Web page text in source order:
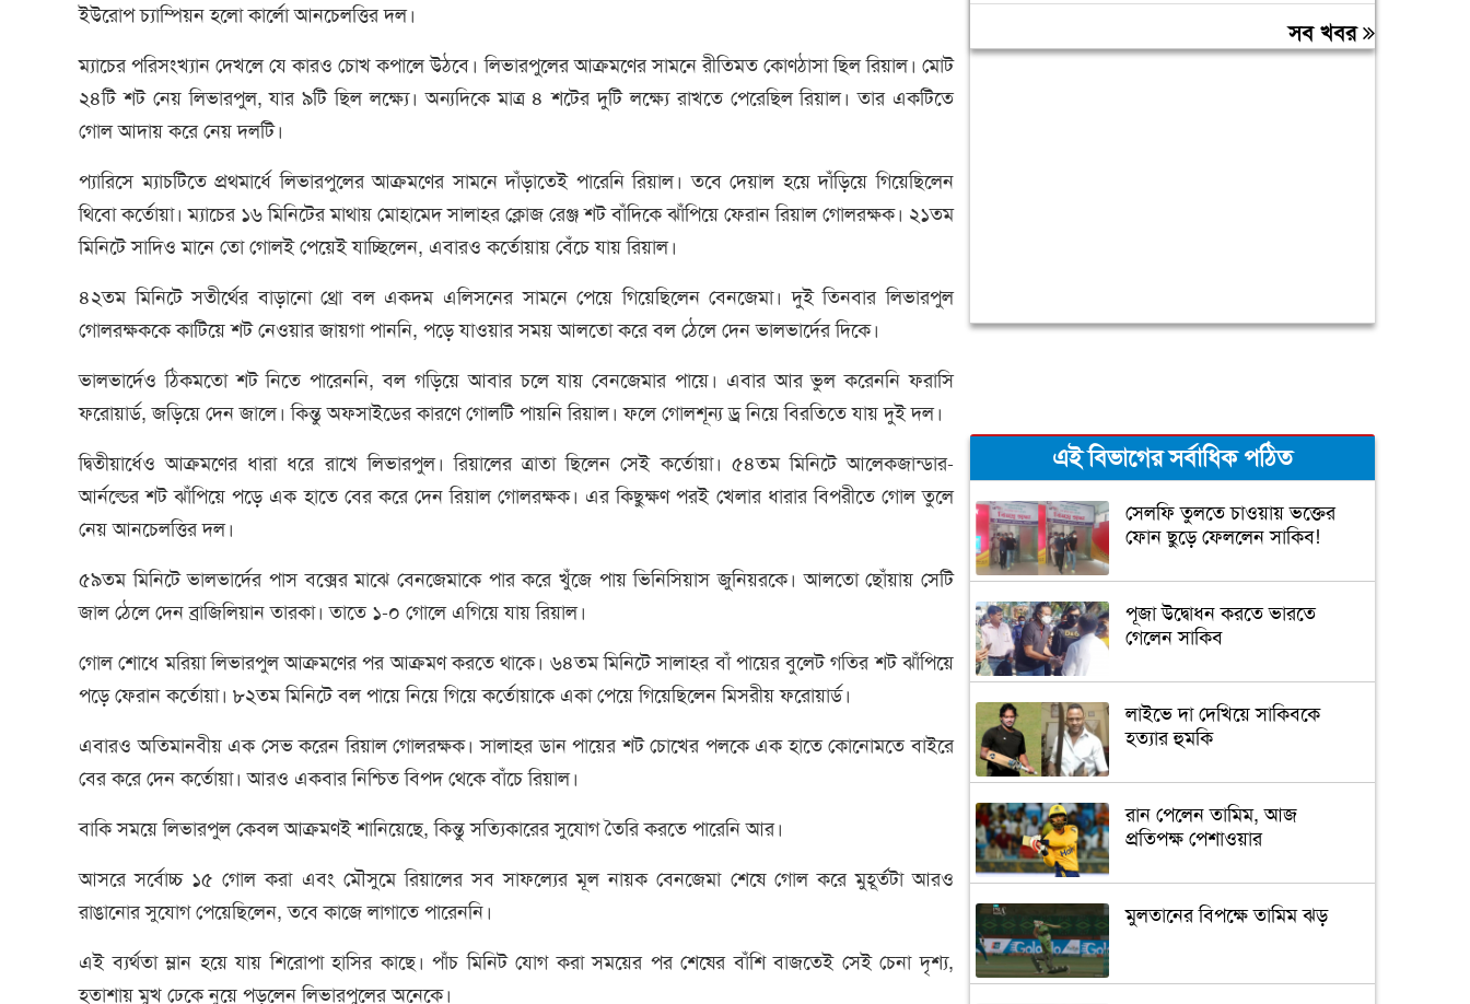
ইউরোপ চ্যাম্পিয়ন হলো কার্লো আনচেলত্তির দল।
ম্যাচের পরিসংখ্যান দেখলে যে কারও চোখ কপালে উঠবে। লিভারপুলের আক্রমণের সামনে রীতিমত কোণঠাসা ছিল রিয়াল। মোট
২৪টি শট নেয় লিভারপুল, যার ৯টি ছিল লক্ষ্যে। অন্যদিকে মাত্র ৪ শটের দুটি লক্ষ্যে রাখতে পেরেছিল রিয়াল। তার একটিতে
গোল আদায় করে নেয় দলটি।
প্যারিসে ম্যাচটিতে প্রথমার্ধে লিভারপুলের আক্রমণের সামনে দাঁড়াতেই পারেনি রিয়াল। তবে দেয়াল হয়ে দাঁড়িয়ে গিয়েছিলেন
থিবো কর্তোয়া। ম্যাচের ১৬ মিনিটের মাথায় মোহামেদ সালাহর ক্লোজ রেঞ্জ শট বাঁদিকে ঝাঁপিয়ে ফেরান রিয়াল গোলরক্ষক। ২১তম
মিনিটে সাদিও মানে তো গোলই পেয়েই যাচ্ছিলেন, এবারও কর্তোয়ায় বেঁচে যায় রিয়াল।
৪২তম মিনিটে সতীর্থের বাড়ানো থ্রো বল একদম এলিসনের সামনে পেয়ে গিয়েছিলেন বেনজেমা। দুই তিনবার লিভারপুল
গোলরক্ষককে কাটিয়ে শট নেওয়ার জায়গা পাননি, পড়ে যাওয়ার সময় আলতো করে বল ঠেলে দেন ভালভার্দের দিকে।
ভালভার্দেও ঠিকমতো শট নিতে পারেননি, বল গড়িয়ে আবার চলে যায় বেনজেমার পায়ে। এবার আর ভুল করেননি ফরাসি
ফরোয়ার্ড, জড়িয়ে দেন জালে। কিন্তু অফসাইডের কারণে গোলটি পায়নি রিয়াল। ফলে গোলশূন্য ড্র নিয়ে বিরতিতে যায় দুই দল।
দ্বিতীয়ার্ধেও আক্রমণের ধারা ধরে রাখে লিভারপুল। রিয়ালের ত্রাতা ছিলেন সেই কর্তোয়া। ৫৪তম মিনিটে আলেকজান্ডার-
আর্নল্ডের শট ঝাঁপিয়ে পড়ে এক হাতে বের করে দেন রিয়াল গোলরক্ষক। এর কিছুক্ষণ পরই খেলার ধারার বিপরীতে গোল তুলে
নেয় আনচেলত্তির দল।
৫৯তম মিনিটে ভালভার্দের পাস বক্সের মাঝে বেনজেমাকে পার করে খুঁজে পায় ভিনিসিয়াস জুনিয়রকে। আলতো ছোঁয়ায় সেটি
জাল ঠেলে দেন ব্রাজিলিয়ান তারকা। তাতে ১-০ গোলে এগিয়ে যায় রিয়াল।
গোল শোধে মরিয়া লিভারপুল আক্রমণের পর আক্রমণ করতে থাকে। ৬৪তম মিনিটে সালাহর বাঁ পায়ের বুলেট গতির শট ঝাঁপিয়ে
পড়ে ফেরান কর্তোয়া। ৮২তম মিনিটে বল পায়ে নিয়ে গিয়ে কর্তোয়াকে একা পেয়ে গিয়েছিলেন মিসরীয় ফরোয়ার্ড।
এবারও অতিমানবীয় এক সেভ করেন রিয়াল গোলরক্ষক। সালাহর ডান পায়ের শট চোখের পলকে এক হাতে কোনোমতে বাইরে
বের করে দেন কর্তোয়া। আরও একবার নিশ্চিত বিপদ থেকে বাঁচে রিয়াল।
বাকি সময়ে লিভারপুল কেবল আক্রমণই শানিয়েছে, কিন্তু সত্যিকারের সুযোগ তৈরি করতে পারেনি আর।
আসরে সর্বোচ্চ ১৫ গোল করা এবং মৌসুমে রিয়ালের সব সাফল্যের মূল নায়ক বেনজেমা শেষে গোল করে মুহূর্তটা আরও
রাঙানোর সুযোগ পেয়েছিলেন, তবে কাজে লাগাতে পারেননি।
এই ব্যর্থতা ম্লান হয়ে যায় শিরোপা হাসির কাছে। পাঁচ মিনিট যোগ করা সময়ের পর শেষের বাঁশি বাজতেই সেই চেনা দৃশ্য,
হতাশায় মুখ ঢেকে নুয়ে পড়লেন লিভারপুলের অনেকে।
বন্যায় ক্ষতিগ্রস্ত ১০০ পরিবারকে
রোববার নতুন ঘর দেবেনসব খবর
এই বিভাগের সর্বাধিক পঠিত
সেলফি তুলতে চাওয়ায় ভক্তের
ফোন ছুড়ে ফেললেন সাকিব!
পূজা উদ্বোধন করতে ভারতে
গেলেন সাকিব
লাইভে দা দেখিয়ে সাকিবকে
হত্যার হুমকি
রান পেলেন তামিম, আজ
প্রতিপক্ষ পেশাওয়ার
মুলতানের বিপক্ষে তামিম ঝড়